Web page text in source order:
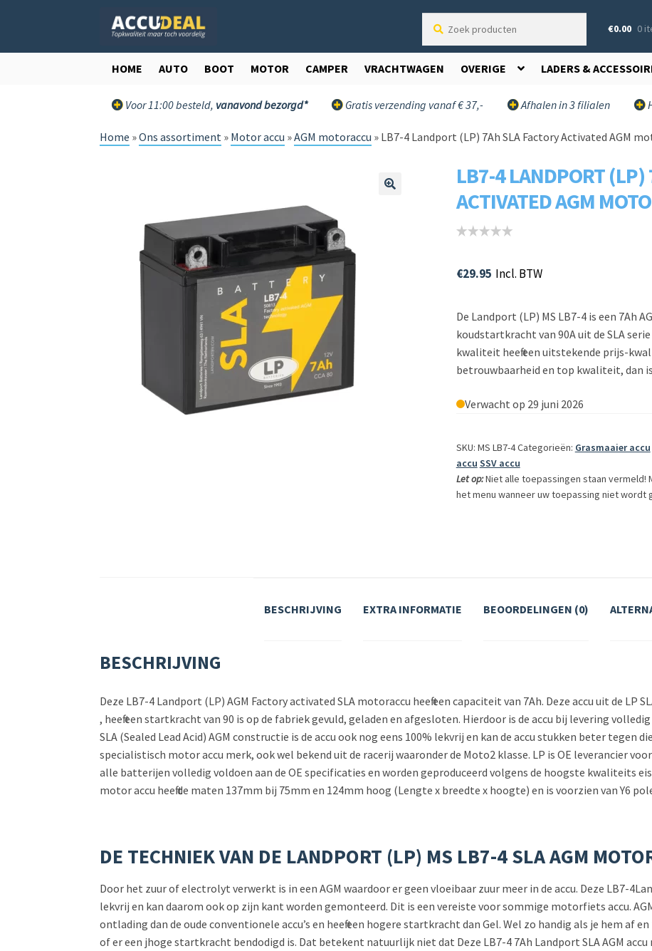
door
direct
€0.00 0
producten
HOME AUTO BOOT MOTOR CAMPER VRACHTWAGEN OVERIGE LADERS &
Voor 11:00 besteld, vanavond bezorgd* Gratis verzending vanaf € 37,- Afhalen in 3 filialen
Home »Ons assortiment » Motor accu »AGM motoraccu » LB7-4 Landport (LP) 7Ah SLA Factory Activated AGM
LB7-4 LANDPORT (LP)
ACTIVATED AGM
€29.95 Incl. BTW
De Landport (LP) MS LB7-4 is een 7Ah
koudstartkracht van 90A uit de SLA
kwaliteit heeft een uitstekende prijs-
betrouwbaarheid en top kwaliteit, dan
Verwacht op 29 juni 2026
SKU: MS LB7-4Categorieën: Grasmaaier accu
accu SSV accu
Let op:Niet alle toepassingen staan
het menu wanneer uw toepassing niet wordt
BESCHRIJVING EXTRA INFORMATIE BEOORDELINGEN (0)
BESCHRIJVING
Deze LB7-4 Landport (LP) AGM Factory activated SLA motoraccu heeft een capaciteit van 7Ah. Deze accu uit de LP
, heeft een startkracht van 90 is op de fabriek gevuld, geladen en afgesloten. Hierdoor is de accu bij levering
SLA (Sealed Lead Acid) AGM constructie is de accu ook nog eens 100% lekvrij en kan de accu stukken beter tegen
specialistisch motor accu merk, ook wel bekend uit de racerij waaronder de Moto2 klasse. LP is OE leverancier
alle batterijen volledig voldoen aan de OE specificaties en worden geproduceerd volgens de hoogste kwaliteits
motor accu heeft de maten 137mm bij 75mm en 124mm hoog (Lengte x breedte x hoogte) en is voorzien van Y6
DE TECHNIEK VAN DE LANDPORT (LP) MS LB7-4 SLA AGM
Door het zuur of electrolyt verwerkt is in een AGM waardoor er geen vloeibaar zuur meer in de accu. Deze LB7-
lekvrij en kan daarom ook op zijn kant worden gemonteerd. Dit is een vereiste voor sommige motorfiets accu.
ontlading dan de oude conventionele accu’s en heeft een hogere startkracht dan Gel. Wel zo handig als je hem af
of er een jhoge startkracht bendodigd is. Dat betekent natuurlijk niet dat Deze LB7-4 7Ah Landport SLA AGM